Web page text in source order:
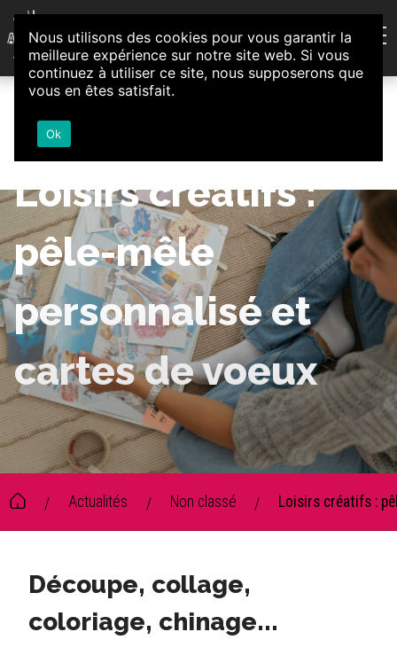
Aller au contenu
Association d'Animation et d'Initiatives Citoyennes
Loire-Authion
Loisirs créatifs :
pêle-mêle
personnalisé et
cartes de voeux
/ Actualités / Non classé / Loisirs créatifs :
Découpe, collage,
coloriage, chinage...
Nous utilisons des cookies pour vous garantir la
meilleure expérience sur notre site web. Si vous
continuez à utiliser ce site, nous supposerons que
vous en êtes satisfait.
Ok